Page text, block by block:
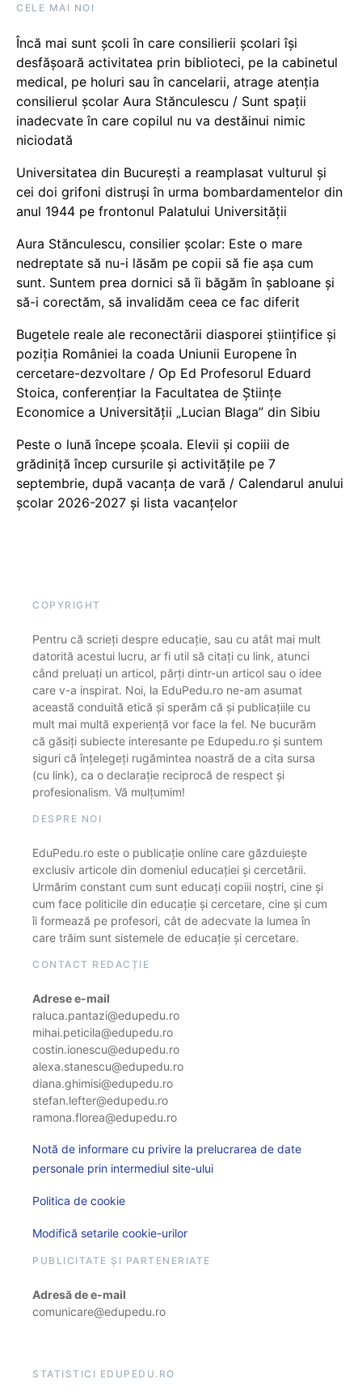
CELE MAI NOI
Încă mai sunt școli în care consilierii școlari își
desfășoară activitatea prin biblioteci, pe la cabinetul
medical, pe holuri sau în cancelarii, atrage atenția
consilierul școlar Aura Stănculescu / Sunt spații
inadecvate în care copilul nu va destăinui nimic
niciodată
Universitatea din București a reamplasat vulturul și
cei doi grifoni distruși în urma bombardamentelor din
anul 1944 pe frontonul Palatului Universității
Aura Stănculescu, consilier școlar: Este o mare
nedreptate să nu-i lăsăm pe copii să fie așa cum
sunt. Suntem prea dornici să îi băgăm în șabloane și
să-i corectăm, să invalidăm ceea ce fac diferit
Bugetele reale ale reconectării diasporei științifice și
poziția României la coada Uniunii Europene în
cercetare-dezvoltare / Op Ed Profesorul Eduard
Stoica, conferențiar la Facultatea de Științe
Economice a Universității „Lucian Blaga” din Sibiu
Peste o lună începe școala. Elevii și copiii de
grădiniță încep cursurile și activitățile pe 7
septembrie, după vacanța de vară / Calendarul anului
școlar 2026-2027 și lista vacanțelor
COPYRIGHT
Pentru că scrieți despre educație, sau cu atât mai mult
datorită acestui lucru, ar fi util să citați cu link, atunci
când preluați un articol, părți dintr-un articol sau o idee
care v-a inspirat. Noi, la EduPedu.ro ne-am asumat
această conduită etică și sperăm că și publicațiile cu
mult mai multă experiență vor face la fel. Ne bucurăm
că găsiți subiecte interesante pe Edupedu.ro și suntem
siguri că înțelegeți rugămintea noastră de a cita sursa
(cu link), ca o declarație reciprocă de respect și
profesionalism. Vă mulțumim!
DESPRE NOI
EduPedu.ro este o publicație online care găzduiește
exclusiv articole din domeniul educației și cercetării.
Urmărim constant cum sunt educați copiii noștri, cine și
cum face politicile din educație și cercetare, cine și cum
îi formează pe profesori, cât de adecvate la lumea în
care trăim sunt sistemele de educație și cercetare.
CONTACT REDACȚIE
Adrese e-mail
raluca.pantazi@edupedu.ro
mihai.peticila@edupedu.ro
costin.ionescu@edupedu.ro
alexa.stanescu@edupedu.ro
diana.ghimisi@edupedu.ro
stefan.lefter@edupedu.ro
ramona.florea@edupedu.ro
Notă de informare cu privire la prelucrarea de date
personale prin intermediul site-ului
Politica de cookie
Modifică setarile cookie-urilor
PUBLICITATE ȘI PARTENERIATE
Adresă de e-mail
comunicare@edupedu.ro
STATISTICI EDUPEDU.RO